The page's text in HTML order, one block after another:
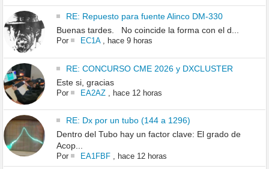
RE: Repuesto para fuente Alinco DM-330
Buenas tardes. No coincide la forma con el d...
Por EC1A, hace 9 horas
RE: CONCURSO CME 2026 y DXCLUSTER
Este si, gracias
Por EA2AZ, hace 12 horas
RE: Dx por un tubo (144 a 1296)
Dentro del Tubo hay un factor clave: El grado de
Acop...
Por EA1FBF, hace 12 horas